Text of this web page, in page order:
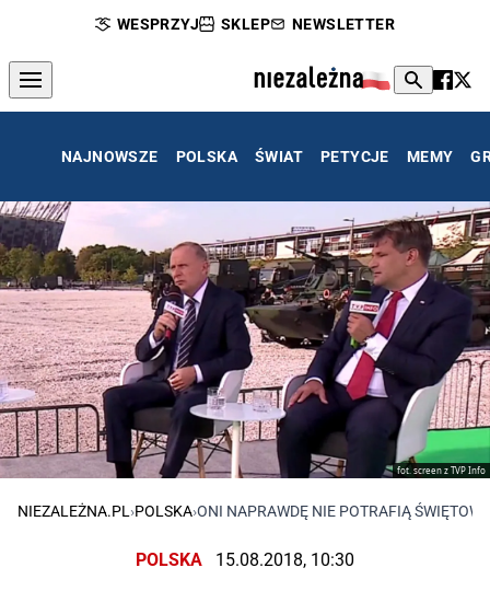
WESPRZYJ SKLEP NEWSLETTER
NAJNOWSZE POLSKA ŚWIAT PETYCJE MEMY
fot. screen z TVP Info
NIEZALEŻNA.PL ›POLSKA›ONI NAPRAWDĘ NIE POTRAFIĄ
POLSKA 15.08.2018, 10:30